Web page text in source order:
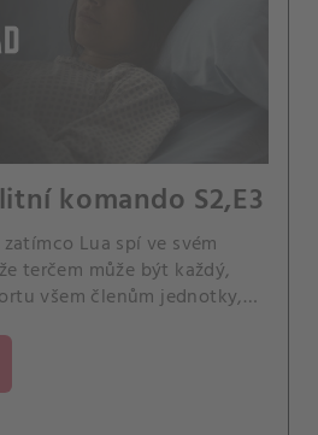
komando S2,E3
Lua spí ve svém
terčem může být každý,
všem členům jednotky,